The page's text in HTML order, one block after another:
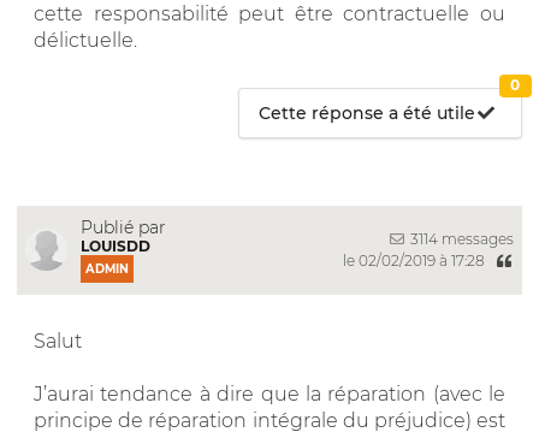
cette responsabilité peut être contractuelle ou
délictuelle.
Cette réponse a été utile
0
Publié par
LOUISDD
ADMIN
3114 messages
le 02/02/2019 à 17:28
Salut
J’aurai tendance à dire que la réparation (avec le
principe de réparation intégrale du préjudice) est